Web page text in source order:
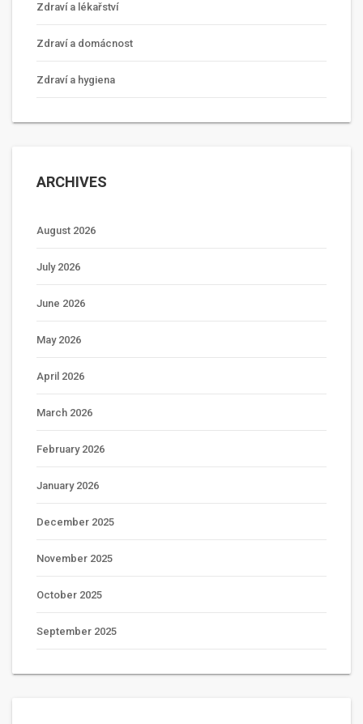
Zdraví a lékařství
Zdraví a domácnost
Zdraví a hygiena
ARCHIVES
August 2026
July 2026
June 2026
May 2026
April 2026
March 2026
February 2026
January 2026
December 2025
November 2025
October 2025
September 2025